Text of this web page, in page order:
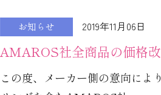
お知らせ 2019年11月06日
AMAROS社全商品の価格
この度、メーカー側の意向によ